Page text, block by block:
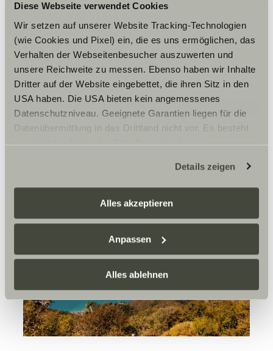
Diese Webseite verwendet Cookies
Wir setzen auf unserer Website Tracking-Technologien
(wie Cookies und Pixel) ein, die es uns ermöglichen, das
Verhalten der Webseitenbesucher auszuwerten und
unsere Reichweite zu messen. Ebenso haben wir Inhalte
Dritter auf der Website eingebettet, die ihren Sitz in den
USA haben. Die USA bieten kein angemessenes
Datenschutzniveau. Geeignete Garantien liegen für die
Datenübermittlung in das Drittland nicht vor. Es besteht
ein erhöhtes Risiko für Betroffene, da diesen
zustehen. Eingesetzte Dienstleister können Daten für
eigene Zwecke verarbeiten und mit anderen Daten
zusammenführen. Weitere Informationen finden Sie hier:
Datenschutzerklärung
einzelne Cookies/Dienste in den Einstellungen aus,
erteilen Sie uns Ihre Einwilligung zur Verarbeitung Ihrer
Daten zu den genannten Zwecken. Die Einwilligung ist
freiwillig, für den Besuch der Website nicht erforderlich
und kann jederzeit über die Einstellungen widerrufen
werden. Klicken Sie auf Ablehnen, werden nur die
notwendigen Cookies auf der Webseite gesetzt, die für
Details zeigen
Alles akzeptieren
Anpassen
Alles ablehnen